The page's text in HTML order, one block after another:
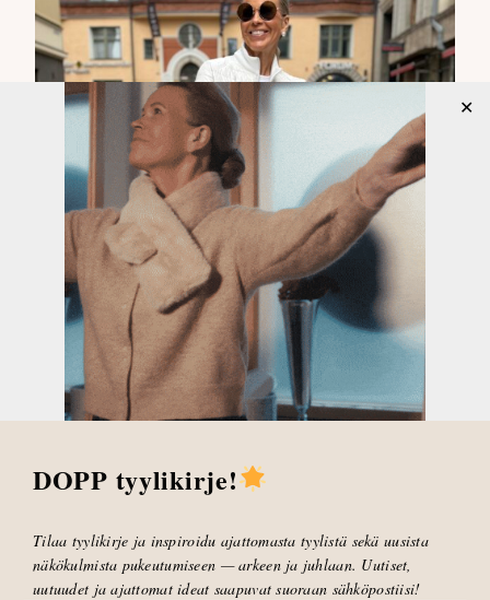
Meidän uusi tuotemerkki!
LUE POSTAUS
DOPP tyylikirje!
Tilaa tyylikirje ja inspiroidu ajattomasta tyylistä sekä uusista
näkökulmista pukeutumiseen — arkeen ja juhlaan. Uutiset,
uutuudet ja ajattomat ideat saapuvat suoraan sähköpostiisi!
✕